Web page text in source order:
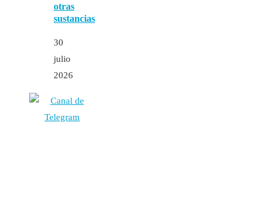
otras
sustancias
30
julio
2026